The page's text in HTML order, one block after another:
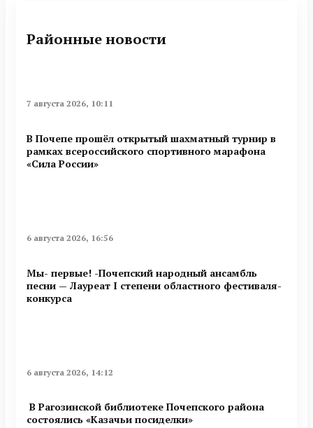
Районные новости
7 августа 2026, 10:11
В Почепе прошёл открытый шахматный турнир в
рамках всероссийского спортивного марафона
«Сила России»
6 августа 2026, 16:56
Мы- первые! -Почепский народный ансамбль
песни — Лауреат I степени областного фестиваля-
конкурса
6 августа 2026, 14:12
В Рагозинской библиотеке Почепского района
состоялись «Казачьи посиделки»